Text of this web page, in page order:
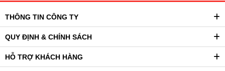
THÔNG TIN CÔNG TY
QUY ĐỊNH & CHÍNH SÁCH
HỖ TRỢ KHÁCH HÀNG